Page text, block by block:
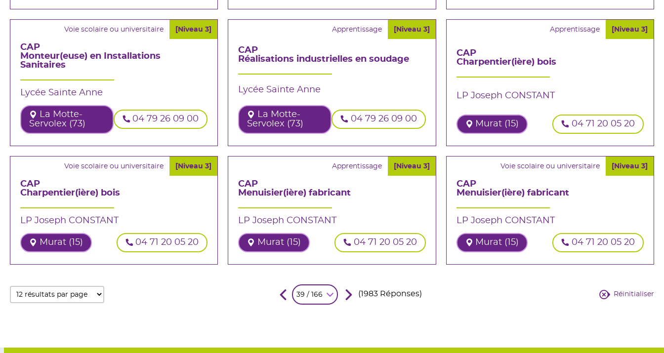
Voie scolaire ou universitaire [Niveau 3]
CAP
Monteur(euse) en Installations
Sanitaires
Lycée Sainte Anne
La Motte-
Servolex (73)
04 79 26 09 00
Apprentissage [Niveau 3]
CAP
Réalisations industrielles en soudage
Lycée Sainte Anne
La Motte-
Servolex (73)
04 79 26 09 00
Apprentissage [Niveau 3]
CAP
Charpentier(ière) bois
LP Joseph CONSTANT
Murat (15) 04 71 20 05 20
Voie scolaire ou universitaire [Niveau 3]
CAP
Charpentier(ière) bois
LP Joseph CONSTANT
Murat (15) 04 71 20 05 20
Apprentissage [Niveau 3]
CAP
Menuisier(ière) fabricant
LP Joseph CONSTANT
Murat (15) 04 71 20 05 20
Voie scolaire ou universitaire [Niveau 3]
CAP
Menuisier(ière) fabricant
LP Joseph CONSTANT
Murat (15) 04 71 20 05 20
39 / 166 (1983 Réponses) Réinitialiser